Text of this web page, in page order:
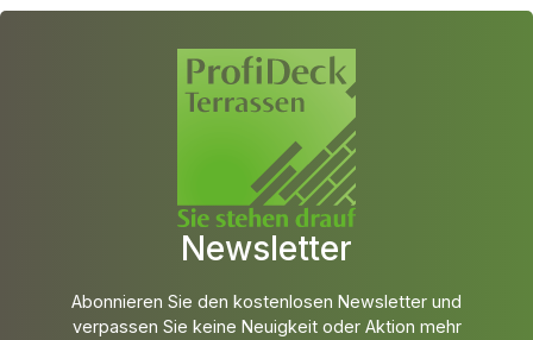
Newsletter
Abonnieren Sie den kostenlosen Newsletter und
verpassen Sie keine Neuigkeit oder Aktion mehr